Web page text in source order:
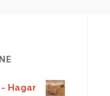
Hagar